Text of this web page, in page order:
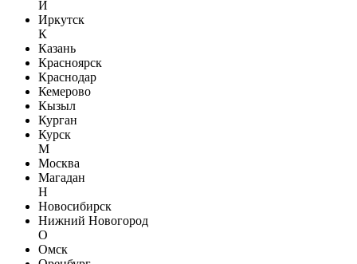
И
Иркутск
К
Казань
Красноярск
Краснодар
Кемерово
Кызыл
Курган
Курск
М
Москва
Магадан
Н
Новосибирск
Нижний Новогород
О
Омск